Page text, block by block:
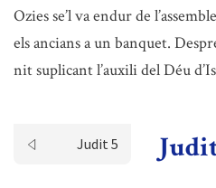
Ozies se’l va endur de
els ancians a un banquet.
nit suplicant l’auxili del Déu
Judit 5